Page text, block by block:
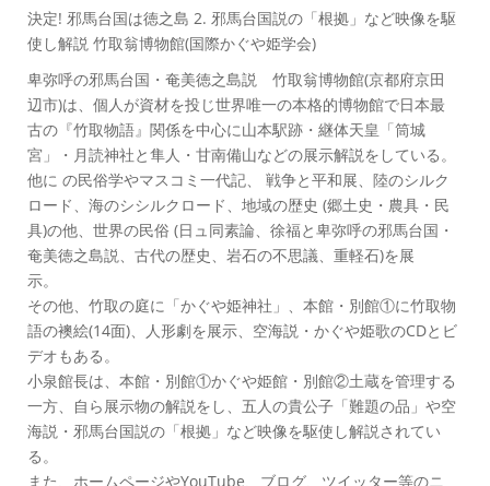
決定! 邪馬台国は徳之島 2. 邪馬台国説の「根拠」など映像を駆
使し解説 竹取翁博物館(国際かぐや姫学会)
卑弥呼の邪馬台国・奄美徳之島説 竹取翁博物館(京都府京田
辺市)は、個人が資材を投じ世界唯一の本格的博物館で日本最
古の『竹取物語』関係を中心に山本駅跡・継体天皇「筒城
宮」・月読神社と隼人・甘南備山などの展示解説をしている。
他に の民俗学やマスコミ一代記、 戦争と平和展、陸のシルク
ロード、海のシシルクロード、地域の歴史 (郷土史・農具・民
具)の他、世界の民俗 (日ュ同素論、徐福と卑弥呼の邪馬台国・
奄美徳之島説、古代の歴史、岩石の不思議、重軽石)を展
示。
その他、竹取の庭に「かぐや姫神社」、本館・別館①に竹取物
語の襖絵(14面)、人形劇を展示、空海説・かぐや姫歌のCDとビ
デオもある。
小泉館長は、本館・別館①かぐや姫館・別館②土蔵を管理する
一方、自ら展示物の解説をし、五人の貴公子「難題の品」や空
海説・邪馬台国説の「根拠」など映像を駆使し解説されてい
る。
また、ホームページやYouTube、ブログ、ツイッター等のニ